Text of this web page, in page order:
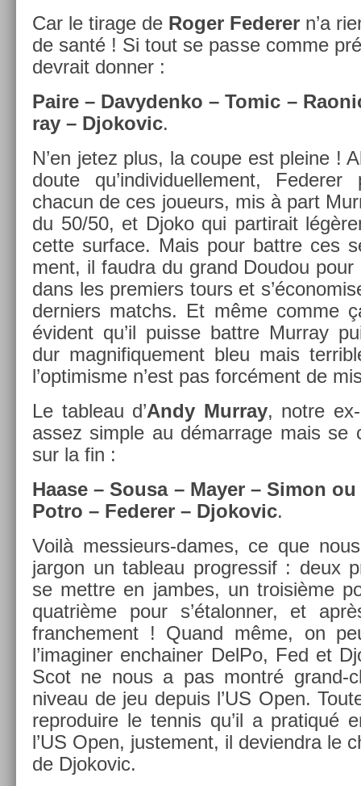
Car le tirage de Roger Feder­er n’a
de santé ! Si tout se passe comme
de­vrait donn­er :
Paire – Davyden­ko – Tomic –
ray – Djokovic.
N’en jetez plus, la coupe est pleine !
doute qu’in­dividuel­le­ment,
chacun de ces joueurs, mis à part
du 50/50, et Djoko qui par­tirait
cette sur­face. Mais pour battre ces
ment, il faud­ra du grand Doudou
dans les pre­mi­ers tours et
de­rni­ers matchs. Et même comme
évident qu’il puis­se battre Mur­ray
dur mag­nifique­ment bleu mais
l’op­timis­me n’est pas forcément de
Le tab­leau d’Andy Mur­ray, notre
assez sim­ple au démar­rage mais se
sur la fin :
Haase – Sousa – Mayer – Simon
Potro – Feder­er – Djokovic.
Voilà messieurs-dames, ce que
jar­gon un tab­leau pro­gres­sif : deux
se mettre en jam­bes, un troisiè­me
quat­rième pour s’étalonn­er, et
franche­ment ! Quand même, on
l’imagin­er en­chain­er DelPo, Fed et
Scot ne nous a pas montré grand-
niveau de jeu de­puis l’US Open.
re­produire le ten­nis qu’il a pratiqué
l’US Open, just­e­ment, il de­viendra le
de Djokovic.